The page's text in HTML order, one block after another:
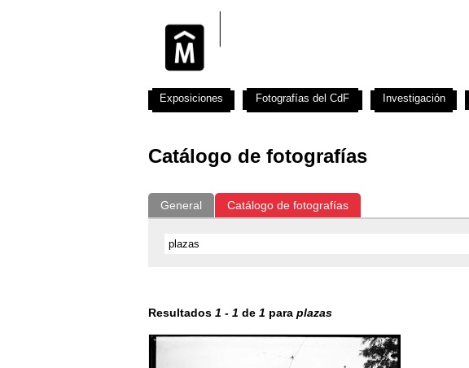
Catálogo de fotografías
General Catálogo de fotografías
Resultados 1 - 1 de 1 para plazas
Exposiciones Fotografías del CdF Investigación